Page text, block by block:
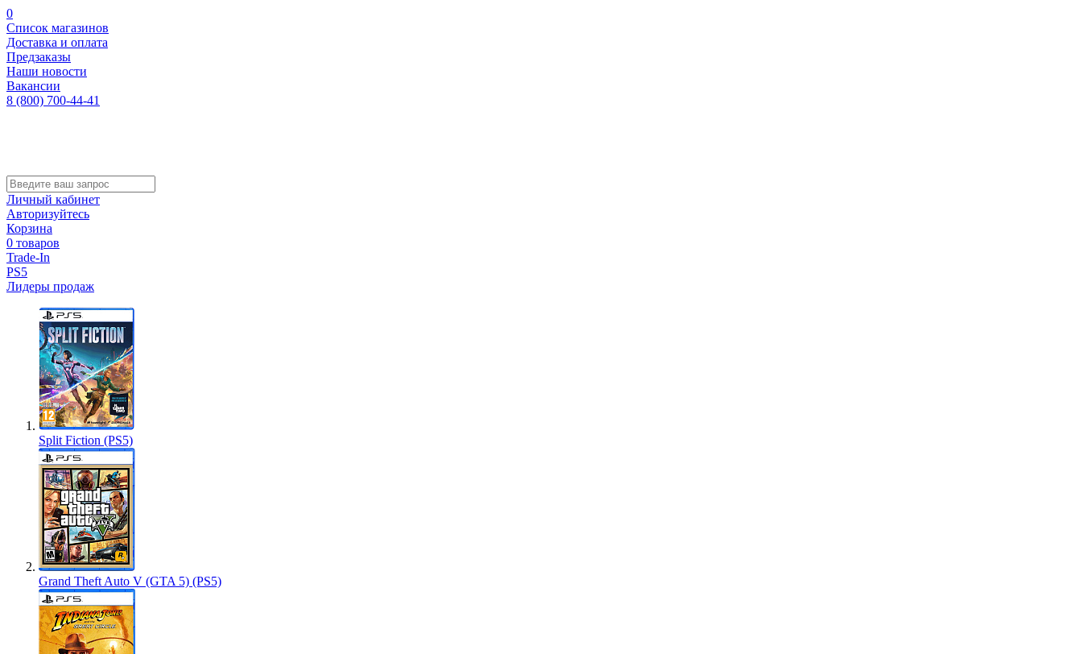
0
Список магазинов
Доставка и оплата
Предзаказы
Наши новости
Вакансии
8 (800) 700-44-41
Личный кабинет
Авторизуйтесь
Корзина
0 товаров
Trade-In
PS5
Лидеры продаж
Split Fiction (PS5)
Grand Theft Auto V (GTA 5) (PS5)